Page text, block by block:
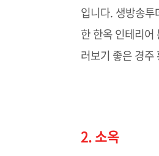
입니다. 생방송
한 한옥 인테리
러보기 좋은 경주
2. 소옥